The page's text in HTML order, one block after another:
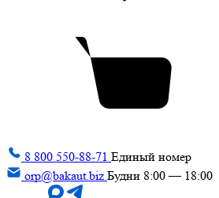
8 800 550-88-71 Единый номер
orp@bakaut.biz Будни 8:00 — 18:00